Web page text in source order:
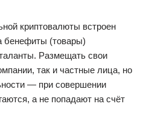
криптовалюты встроен
бенефиты (товары)
Размещать свои
так и частные лица, но
— при совершении
а не попадают на счёт